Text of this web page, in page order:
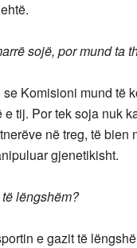
sojë, por mund ta
Komisioni mund të
tij. Por tek soja nuk
në treg, të
gjenetikisht.
lëngshëm?
e gazit të